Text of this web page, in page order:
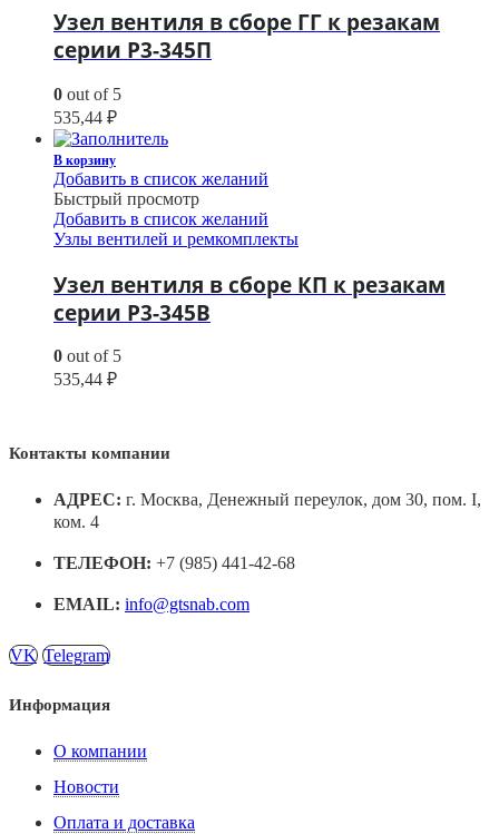
Узел вентиля в сборе ГГ к резакам
серии Р3-345П
0 out of 5
535,44 ₽
В корзину
Добавить в список желаний
Быстрый просмотр
Добавить в список желаний
Узлы вентилей и ремкомплекты
Узел вентиля в сборе КП к резакам
серии Р3-345В
0 out of 5
535,44 ₽
Контакты компании
АДРЕС: г. Москва, Денежный переулок, дом 30, пом. I,
ком. 4
ТЕЛЕФОН: +7 (985) 441-42-68
EMAIL: info@gtsnab.com
VK Telegram
Информация
О компании
Новости
Оплата и доставка